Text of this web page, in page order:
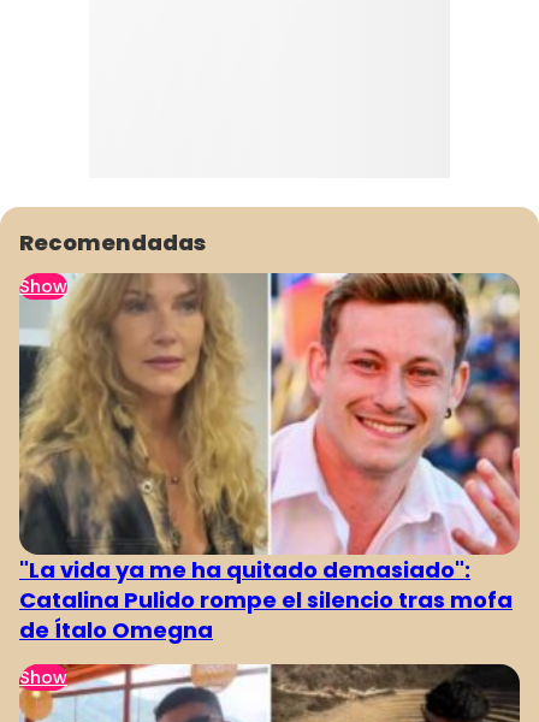
Recomendadas
Show
"La vida ya me ha quitado demasiado":
Catalina Pulido rompe el silencio tras mofa
de Ítalo Omegna
Show